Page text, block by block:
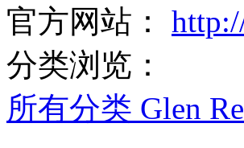
官方网站：
分类浏览：
所有分类 Glen